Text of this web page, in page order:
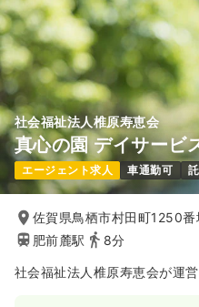
社会福祉法人椎原寿恵会
真心の園 デイサービ
エージェント求人 車通勤可
佐賀県鳥栖市村田町1250番
肥前麓駅
8分
社会福祉法人椎原寿恵会が運